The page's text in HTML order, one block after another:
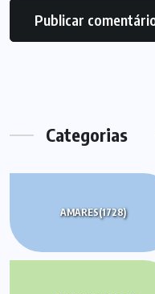
Categorias
AMARES(1728)